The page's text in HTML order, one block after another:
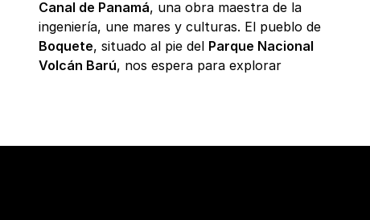
Canal de Panamá, una obra maestra de la
ingeniería, une mares y culturas. El pueblo de
Boquete, situado al pie del Parque Nacional
Volcán Barú, nos espera para explorar